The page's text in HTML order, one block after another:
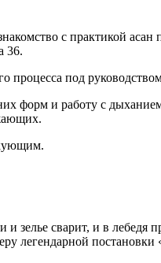
с практикой
36.
процесса под
форм и работу с
зелье сварит, и в лебедя
легендарной